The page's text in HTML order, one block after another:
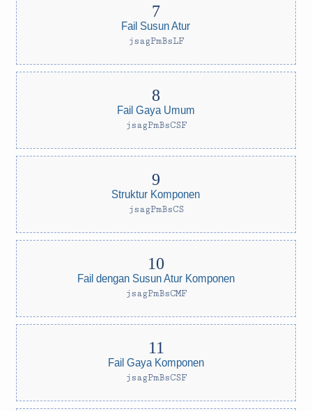
Fail Susun Atur
jsagPmBsLF
Fail Gaya Umum
jsagPmBsCSF
Struktur Komponen
jsagPmBsCS
Fail dengan Susun Atur Komponen
jsagPmBsCMF
Fail Gaya Komponen
jsagPmBsCSF